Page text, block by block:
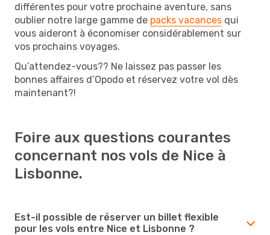
différentes pour votre prochaine aventure, sans
oublier notre large gamme de packs vacances qui
vous aideront à économiser considérablement sur
vos prochains voyages.
Qu’attendez-vous?? Ne laissez pas passer les
bonnes affaires d’Opodo et réservez votre vol dès
maintenant?!
Foire aux questions courantes
concernant nos vols de Nice à
Lisbonne.
Est-il possible de réserver un billet flexible
pour les vols entre Nice et Lisbonne ?